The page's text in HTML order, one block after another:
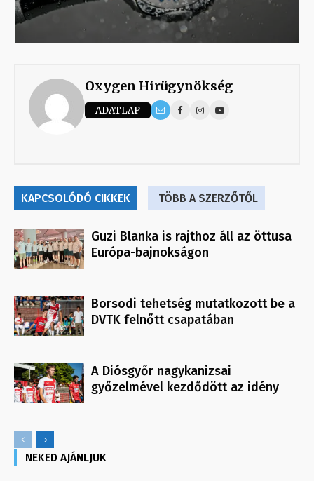
Oxygen Hirügynökség
ADATLAP
KAPCSOLÓDÓ CIKKEK TÖBB A SZERZŐTŐL
Guzi Blanka is rajthoz áll az öttusa
Európa-bajnokságon
Borsodi tehetség mutatkozott be a
DVTK felnőtt csapatában
A Diósgyőr nagykanizsai
győzelmével kezdődött az idény
NEKED AJÁNLJUK